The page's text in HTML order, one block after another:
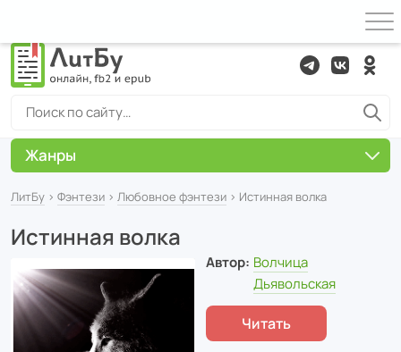
ЛитБу › Фэнтези › Любовное фэнтези › Истинная волка
Истинная волка
Автор: Волчица
Дьявольская
Читать
Жанры